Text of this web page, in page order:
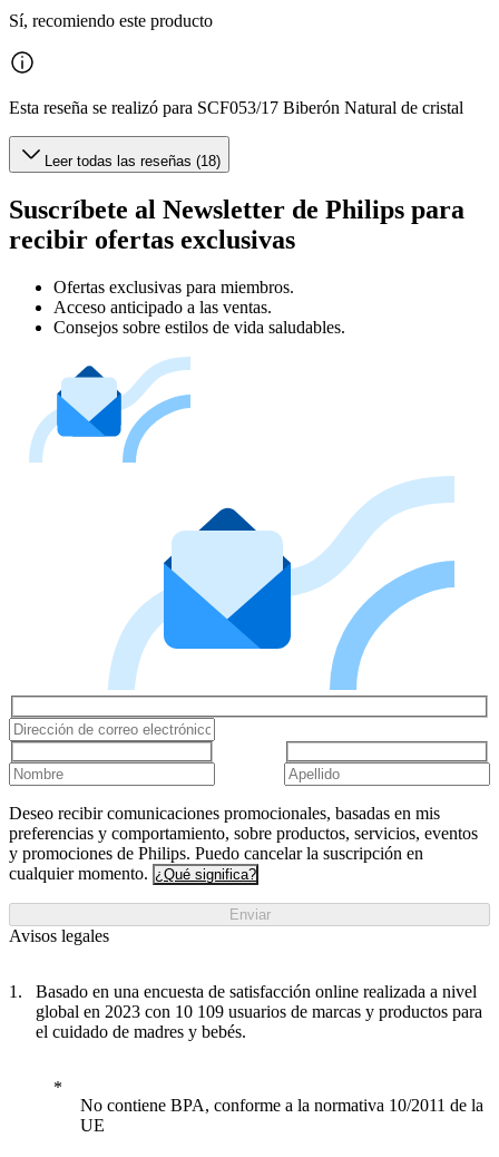
Sí, recomiendo este producto
Esta reseña se realizó para SCF053/17 Biberón Natural de cristal
Leer todas las reseñas (18)
Suscríbete al Newsletter de Philips para
recibir ofertas exclusivas
Ofertas exclusivas para miembros.
Acceso anticipado a las ventas.
Consejos sobre estilos de vida saludables.
Deseo recibir comunicaciones promocionales, basadas en mis
preferencias y comportamiento, sobre productos, servicios, eventos
y promociones de Philips. Puedo cancelar la suscripción en
cualquier momento. ¿Qué significa?
Enviar
Avisos legales
Basado en una encuesta de satisfacción online realizada a nivel
global en 2023 con 10 109 usuarios de marcas y productos para
el cuidado de madres y bebés.
No contiene BPA, conforme a la normativa 10/2011 de la
UE